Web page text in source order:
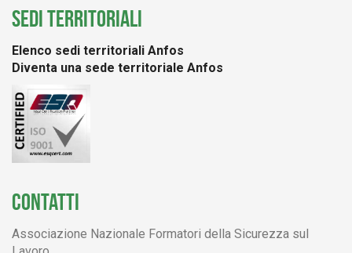
SEDI TERRITORIALI
Elenco sedi territoriali Anfos
Diventa una sede territoriale Anfos
CONTATTI
Associazione Nazionale Formatori della Sicurezza sul